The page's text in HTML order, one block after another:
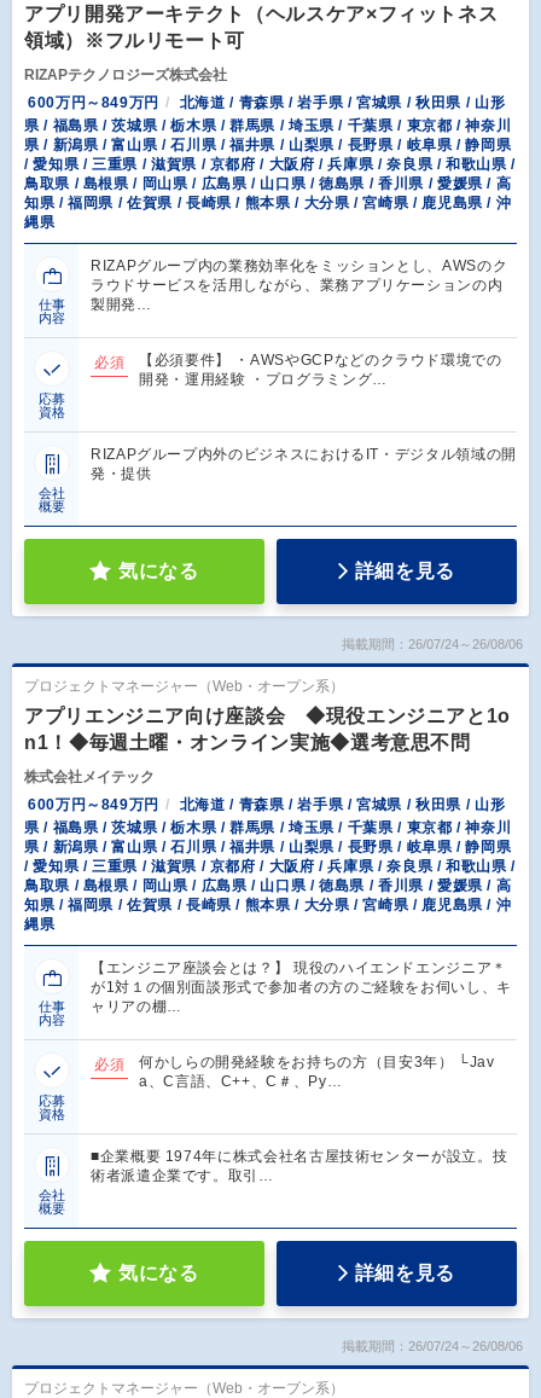
アプリ開発アーキテクト（ヘルスケア×フィットネス
領域）※フルリモート可
RIZAPテクノロジーズ株式会社
600万円～849万円
北海道 / 青森県 / 岩手県 / 宮城県 / 秋田県 / 山形
県 / 福島県 / 茨城県 / 栃木県 / 群馬県 / 埼玉県 / 千葉県 / 東京都 / 神奈川
県 / 新潟県 / 富山県 / 石川県 / 福井県 / 山梨県 / 長野県 / 岐阜県 / 静岡県
/ 愛知県 / 三重県 / 滋賀県 / 京都府 / 大阪府 / 兵庫県 / 奈良県 / 和歌山県 /
鳥取県 / 島根県 / 岡山県 / 広島県 / 山口県 / 徳島県 / 香川県 / 愛媛県 / 高
知県 / 福岡県 / 佐賀県 / 長崎県 / 熊本県 / 大分県 / 宮崎県 / 鹿児島県 / 沖
縄県
仕事
内容
RIZAPグループ内の業務効率化をミッションとし、AWSのク
ラウドサービスを活用しながら、業務アプリケーションの内
製開発…
応募
資格
必須
【必須要件】 ・AWSやGCPなどのクラウド環境での
開発・運用経験 ・プログラミング…
会社
概要
RIZAPグループ内外のビジネスにおけるIT・デジタル領域の開
発・提供
気になる 詳細を見る
掲載期間：26/07/24～26/08/06
プロジェクトマネージャー（Web・オープン系）
アプリエンジニア向け座談会 ◆現役エンジニアと1o
n1！◆毎週土曜・オンライン実施◆選考意思不問
株式会社メイテック
600万円～849万円
北海道 / 青森県 / 岩手県 / 宮城県 / 秋田県 / 山形
県 / 福島県 / 茨城県 / 栃木県 / 群馬県 / 埼玉県 / 千葉県 / 東京都 / 神奈川
県 / 新潟県 / 富山県 / 石川県 / 福井県 / 山梨県 / 長野県 / 岐阜県 / 静岡県
/ 愛知県 / 三重県 / 滋賀県 / 京都府 / 大阪府 / 兵庫県 / 奈良県 / 和歌山県 /
鳥取県 / 島根県 / 岡山県 / 広島県 / 山口県 / 徳島県 / 香川県 / 愛媛県 / 高
知県 / 福岡県 / 佐賀県 / 長崎県 / 熊本県 / 大分県 / 宮崎県 / 鹿児島県 / 沖
縄県
仕事
内容
【エンジニア座談会とは？】 現役のハイエンドエンジニア＊
が1対１の個別面談形式で参加者の方のご経験をお伺いし、キ
ャリアの棚…
応募
資格
必須
何かしらの開発経験をお持ちの方（目安3年） └Jav
a、C言語、C++、C＃、Py…
会社
概要
■企業概要 1974年に株式会社名古屋技術センターが設立。技
術者派遣企業です。取引…
気になる 詳細を見る
掲載期間：26/07/24～26/08/06
プロジェクトマネージャー（Web・オープン系）